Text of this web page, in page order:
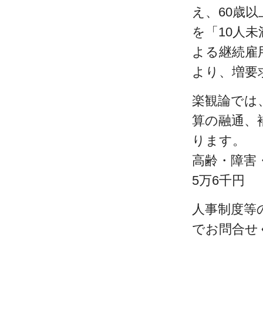
え、60歳
を「10人
よる継続雇
より、増要
楽観論では
算の融通、
ります。
高齢・障
5万6千円
人事制度等
でお問合せ